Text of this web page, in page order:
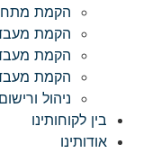
הקמת
הקמת
הקמת
הקמת
ניהול
בין לקוחותינו
אודותינו